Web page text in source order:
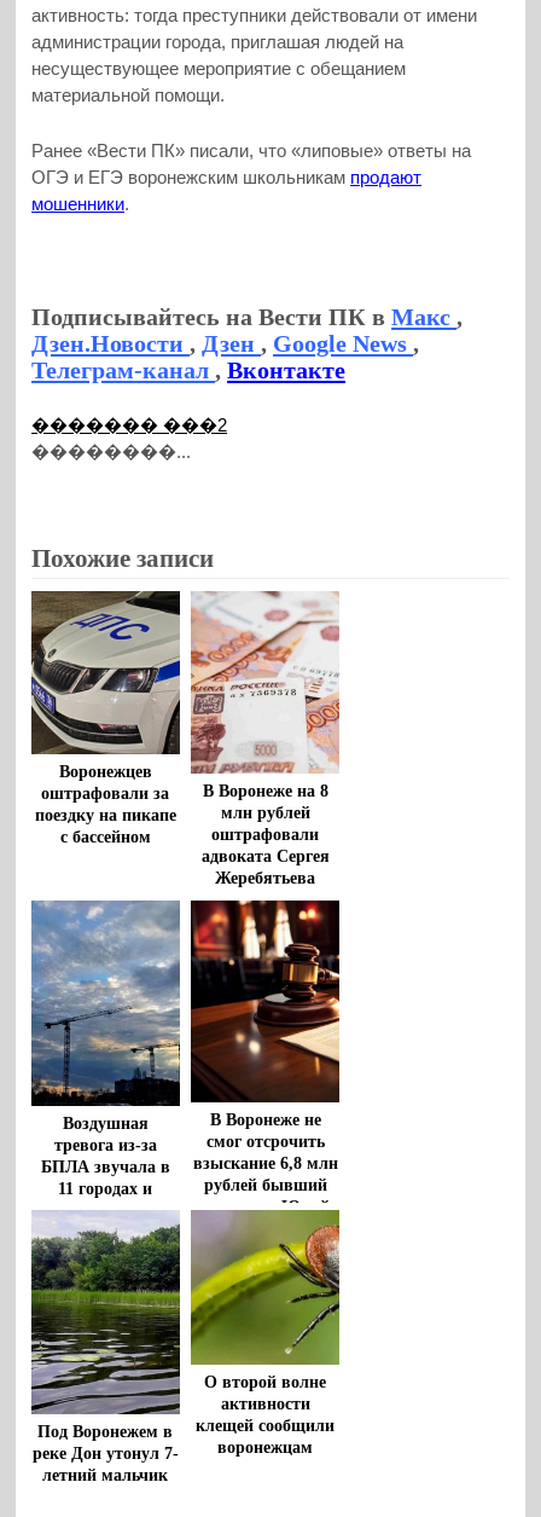
активность: тогда преступники действовали от имени
администрации города, приглашая людей на
несуществующее мероприятие с обещанием
материальной помощи.
Ранее «Вести ПК» писали, что «липовые» ответы на
ОГЭ и ЕГЭ воронежским школьникам продают
мошенники.
Подписывайтесь на Вести ПК вМакс,
Дзен.Новости, Дзен, Google News,
Телеграм-канал,Вконтакте
������� ���2
��������...
Похожие записи
Воронежцев
оштрафовали за
поездку на пикапе
с бассейном
В Воронеже на 8
млн рублей
оштрафовали
адвоката Сергея
Жеребятьева
Воздушная
тревога из-за
БПЛА звучала в
11 городах и
районах
Воронежской
области
В Воронеже не
смог отсрочить
взыскание 6,8 млн
рублей бывший
чиновник Юрий
Бавыкин
Под Воронежем в
реке Дон утонул 7-
летний мальчик
О второй волне
активности
клещей сообщили
воронежцам